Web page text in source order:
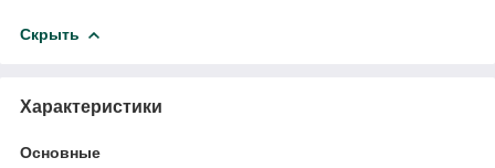
Скрыть
Характеристики
Основные